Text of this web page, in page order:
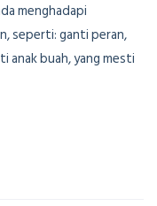
menghadapi
seperti: ganti peran,
anak buah, yang mesti